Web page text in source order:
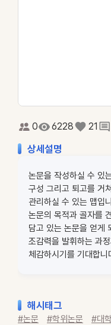
0 6228 21
상세설명
논문을 작성하실 수 있
구성 그리고 퇴고를 거
관리하실 수 있는 맵입
논문의 목적과 골자를
담고 있는 논문을 얻게
조감력을 발휘하는 과
체감하시기를 기대합니
해시태그
#논문 #학위논문 #대